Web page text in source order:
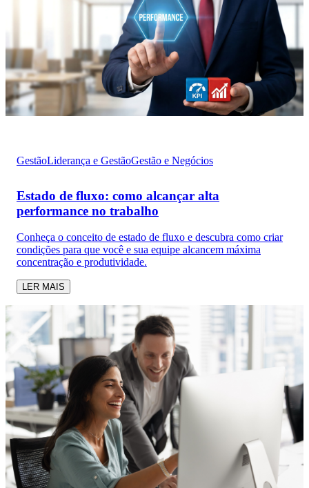
GestãoLiderança e GestãoGestão e Negócios
Estado de fluxo: como alcançar alta
performance no trabalho
Conheça o conceito de estado de fluxo e descubra como criar
condições para que você e sua equipe alcancem máxima
concentração e produtividade.
LER MAIS